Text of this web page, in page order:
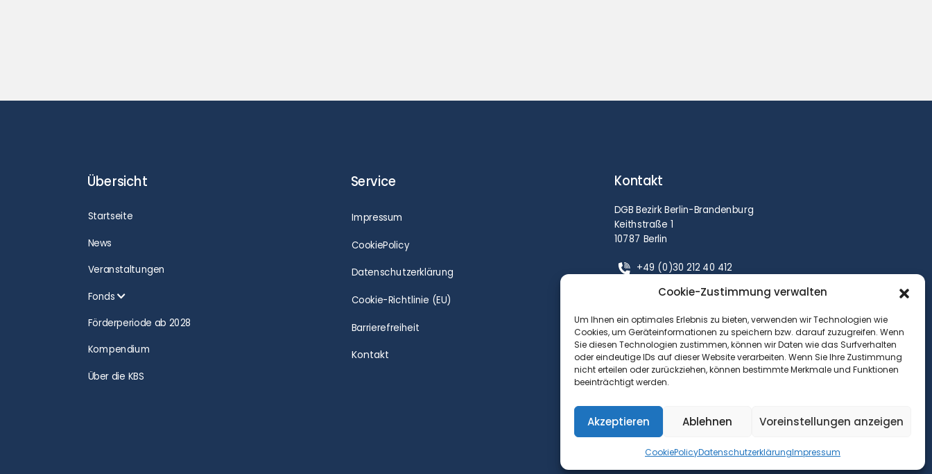
Cookie-Zustimmung verwalten
Um Ihnen ein optimales Erlebnis zu bieten, verwenden wir Technologien wie
Cookies, um Geräteinformationen zu speichern bzw. darauf zuzugreifen. Wenn
Sie diesen Technologien zustimmen, können wir Daten wie das Surfverhalten
oder eindeutige IDs auf dieser Website verarbeiten. Wenn Sie Ihre Zustimmung
nicht erteilen oder zurückziehen, können bestimmte Merkmale und Funktionen
beeinträchtigt werden.
Akzeptieren Ablehnen Voreinstellungen anzeigen
CookiePolicyDatenschutzerklärungImpressum
Übersicht
Startseite
News
Veranstaltungen
Fonds
Förderperiode ab 2028
Kompendium
Über die KBS
Service
Impressum
CookiePolicy
Datenschutzerklärung
Cookie-Richtlinie (EU)
Barrierefreiheit
Kontakt
Kontakt
DGB Bezirk Berlin-Brandenburg
Keithstraße 1
10787 Berlin
+49 (0)30 212 40 412
Achim.Wolf@dgb.de